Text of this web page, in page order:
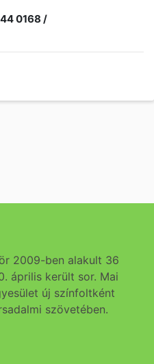
0168 /
2009-ben alakult 36
április került sor. Mai
új színfoltként
szövetében.